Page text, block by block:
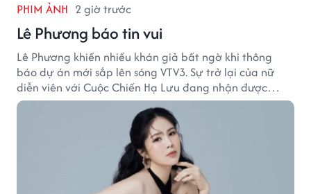
PHIM ẢNH 2 giờ trước
Lê Phương báo tin vui
Lê Phương khiến nhiều khán giả bất ngờ khi thông
báo dự án mới sắp lên sóng VTV3. Sự trở lại của nữ
diễn viên với Cuộc Chiến Hạ Lưu đang nhận được
nhiều sự quan tâm.